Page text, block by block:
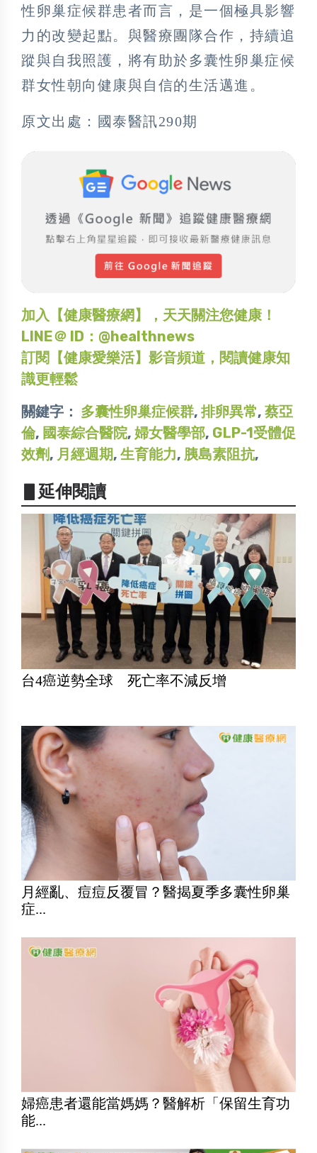
性卵巢症候群患者而言，是一個極具影響
力的改變起點。與醫療團隊合作，持續追
蹤與自我照護，將有助於多囊性卵巢症候
群女性朝向健康與自信的生活邁進。
原文出處：國泰醫訊290期
加入【健康醫療網】，天天關注您健康！
LINE＠ ID：@healthnews
訂閱【健康愛樂活】影音頻道，閱讀健康知
識更輕鬆
關鍵字： 多囊性卵巢症候群, 排卵異常, 蔡亞
倫, 國泰綜合醫院, 婦女醫學部, GLP-1受體促
效劑, 月經週期, 生育能力, 胰島素阻抗,
▋延伸閱讀
台4癌逆勢全球 死亡率不減反增
月經亂、痘痘反覆冒？醫揭夏季多囊性卵巢
症...
婦癌患者還能當媽媽？醫解析「保留生育功
能...